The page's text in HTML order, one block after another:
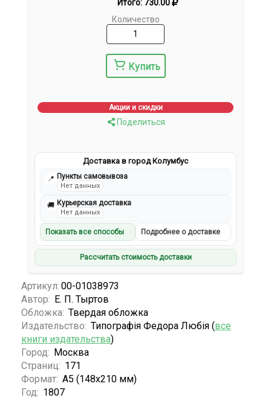
Итого: 730.00
Количество
Купить
Акции и скидки
Поделиться
Доставка в город Колумбус
📍 Пункты самовывоза
Нет данных
🚚 Курьерская доставка
Нет данных
Показать все способы Подробнее о доставке
Рассчитать стоимость доставки
Артикул: 00-01038973
Автор: Е. П. Тыртов
Обложка: Твердая обложка
Издательство: Типографiя Федора Любiя (все
книги издательства)
Город: Москва
Страниц: 171
Формат: А5 (148x210 мм)
Год: 1807